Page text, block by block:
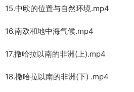
15.中欧的位置与自然环境.mp4
16.南欧和地中海气候.mp4
17.撒哈拉以南的非洲(上).mp4
18.撒哈拉以南的非洲(下) .mp4